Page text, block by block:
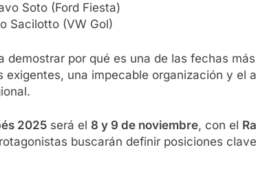
Soto (Ford Fiesta)
Sacilotto (VW Gol)
demostrar por qué es una de las fechas
exigentes, una impecable organización y el
2025 será el 8 y 9 de noviembre, con el
buscarán definir posiciones